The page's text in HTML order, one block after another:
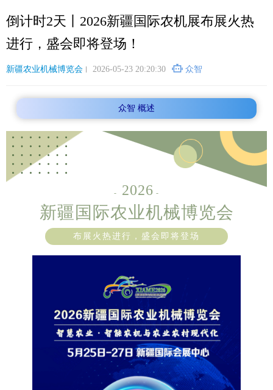
转
内
倒计时2天丨2026新疆国际农机展布展火热
进行，盛会即将登场！
新疆农业机械博览会 2026-05-23 20:20:30 众智
众智 概述
- 2026 -
新疆国际农业机械博览会
布展火热进行，盛会即将登场